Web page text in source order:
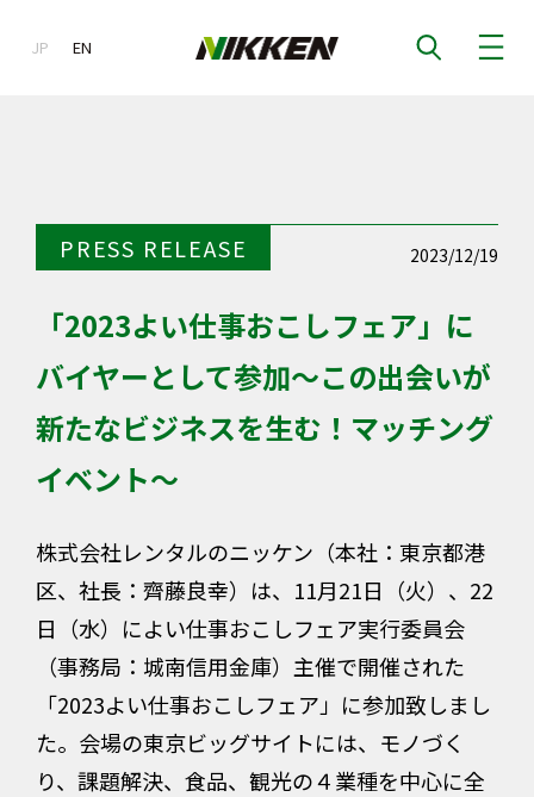
EN
JP EN
PRESS RELEASE 2023/12/19
「2023よい仕事おこしフェア」に
バイヤーとして参加～この出会いが
新たなビジネスを生む！マッチング
イベント～
株式会社レンタルのニッケン（本社：東京都港
区、社長：齊藤良幸）は、11月21日（火）、22
日（水）によい仕事おこしフェア実行委員会
（事務局：城南信用金庫）主催で開催された
「2023よい仕事おこしフェア」に参加致しまし
た。会場の東京ビッグサイトには、モノづく
り、課題解決、食品、観光の４業種を中心に全